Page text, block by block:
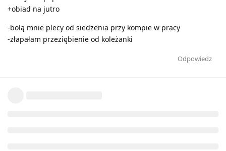
+obiad na jutro
-bolą mnie plecy od siedzenia przy kompie w pracy
-złapałam przeziębienie od koleżanki
Odpowiedz